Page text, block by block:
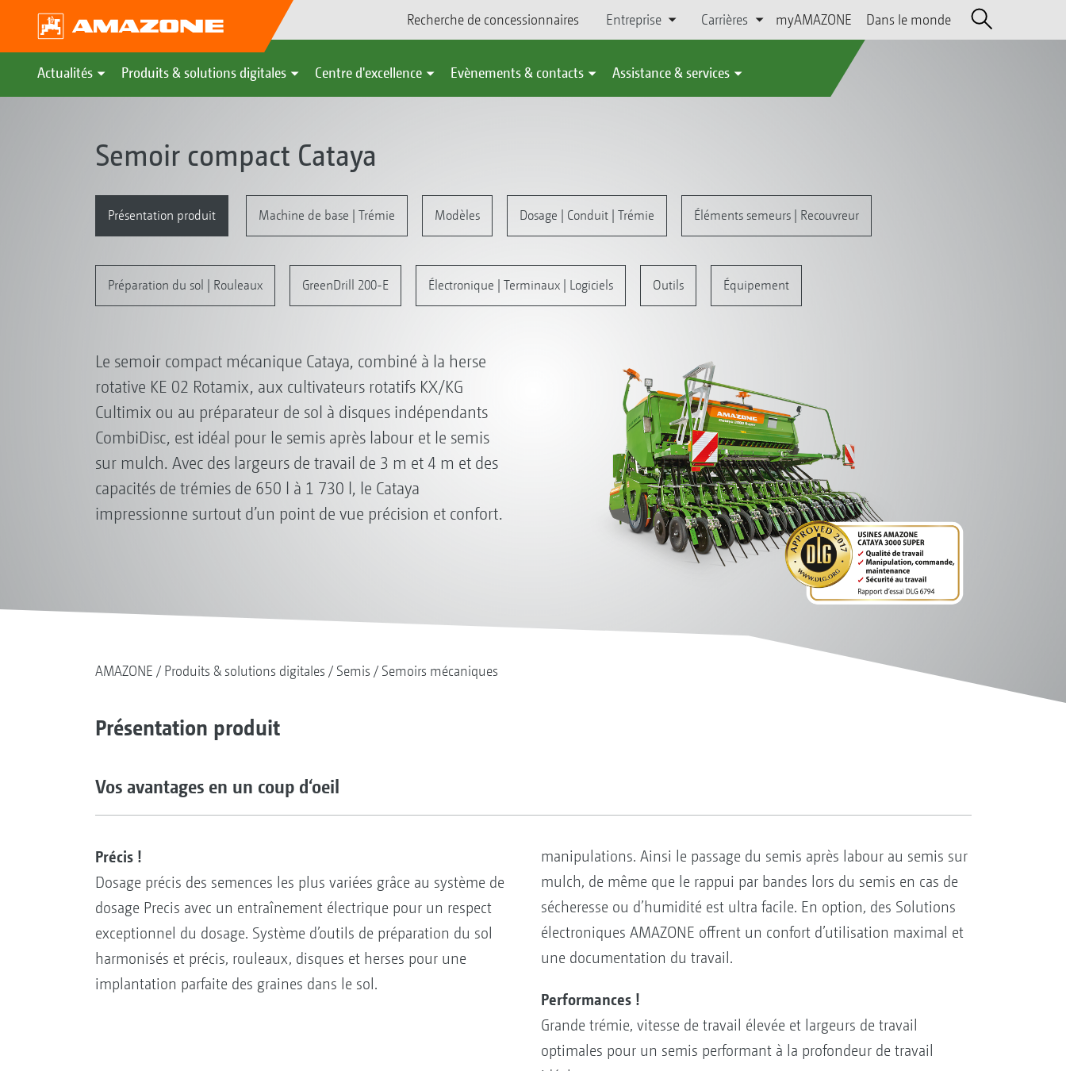
Recherche de concessionnaires Entreprise Carrières myAMAZONE Dans le monde
Actualités Produits & solutions digitales Centre d'excellence Evènements & contacts Assistance & services
Semoir compact Cataya
Présentation produit Machine de base | Trémie Modèles Dosage | Conduit | Trémie Éléments semeurs | Recouvreur
Préparation du sol | Rouleaux GreenDrill 200-E Électronique | Terminaux | Logiciels Outils Équipement
Le semoir compact mécanique Cataya, combiné à la herse
rotative KE 02 Rotamix, aux cultivateurs rotatifs KX/KG
Cultimix ou au préparateur de sol à disques indépendants
CombiDisc, est idéal pour le semis après labour et le semis
sur mulch. Avec des largeurs de travail de 3 m et 4 m et des
capacités de trémies de 650 l à 1 730 l, le Cataya
impressionne surtout d’un point de vue précision et confort.
AMAZONE Produits & solutions digitales Semis Semoirs mécaniques
Présentation produit
Vos avantages en un coup d‘oeil
Précis !
Dosage précis des semences les plus variées grâce au système de
dosage Precis avec un entraînement électrique pour un respect
exceptionnel du dosage. Système d’outils de préparation du sol
harmonisés et précis, rouleaux, disques et herses pour une
implantation parfaite des graines dans le sol.
manipulations. Ainsi le passage du semis après labour au semis sur
mulch, de même que le rappui par bandes lors du semis en cas de
sécheresse ou d’humidité est ultra facile. En option, des Solutions
électroniques AMAZONE offrent un confort d’utilisation maximal et
une documentation du travail.
Performances !
Grande trémie, vitesse de travail élevée et largeurs de travail
optimales pour un semis performant à la profondeur de travail